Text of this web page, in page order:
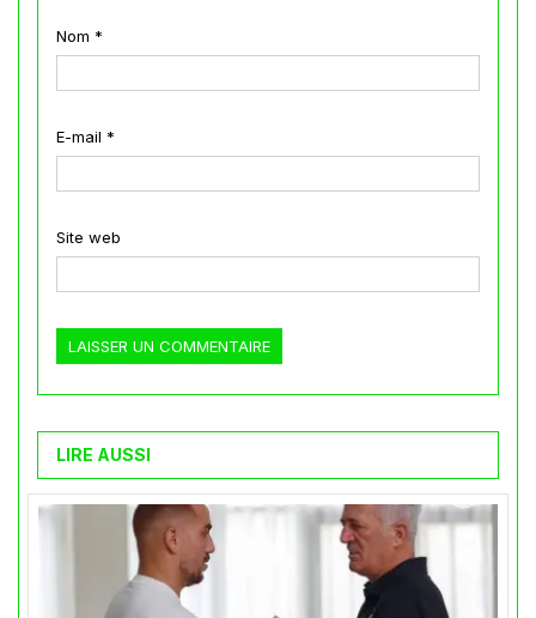
Nom *
E-mail *
Site web
LIRE AUSSI